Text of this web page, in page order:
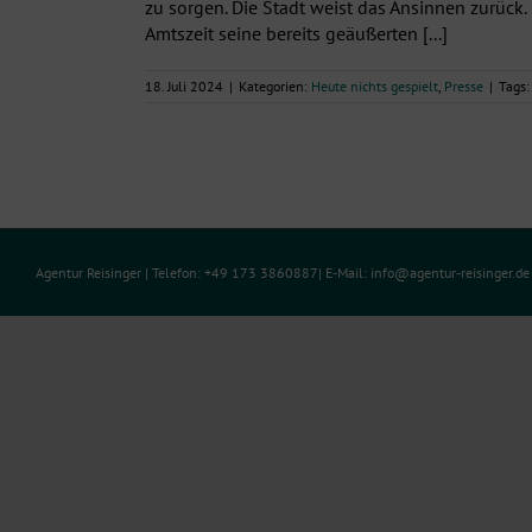
zu sorgen. Die Stadt weist das Ansinnen
Amtszeit seine bereits geäußerten [...]
18. Juli 2024 | Kategorien: Heute nichts gespielt Presse | Tags:
Agentur Reisinger | Telefon: +49 173 3860887| E-Mail: info@agentur-reisinger.de